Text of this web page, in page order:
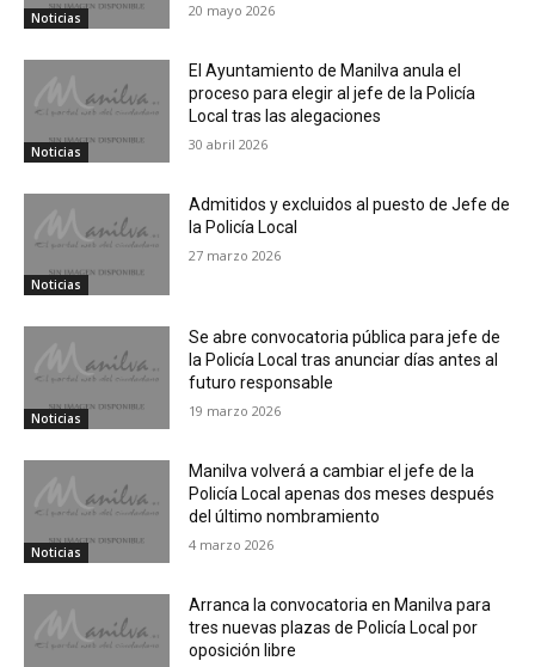
Noticias 20 mayo 2026
Noticias
El Ayuntamiento de Manilva anula el
proceso para elegir al jefe de la Policía
Local tras las alegaciones
30 abril 2026
Noticias
Admitidos y excluidos al puesto de Jefe de
la Policía Local
27 marzo 2026
Noticias
Se abre convocatoria pública para jefe de
la Policía Local tras anunciar días antes al
futuro responsable
19 marzo 2026
Noticias
Manilva volverá a cambiar el jefe de la
Policía Local apenas dos meses después
del último nombramiento
4 marzo 2026
Arranca la convocatoria en Manilva para
tres nuevas plazas de Policía Local por
oposición libre